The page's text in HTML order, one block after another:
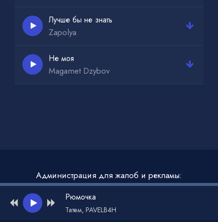
Лучше бы не знать
Zapolya
Не моя
Magamet Dzybov
Администрация для жалоб и рекламы:
admin@muzdark.net
Рюмочка
Татем, PAVELB4H